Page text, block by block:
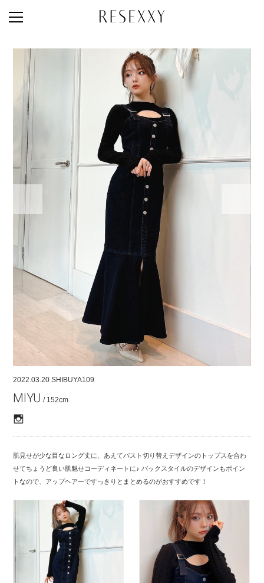
2022.03.20 SHIBUYA109
MIYU / 152cm
肌見せが少な目なロング丈に、あえてバスト切り替えデザインのトップスを合わ
せてちょうど良い肌魅せコーディネートに♪ バックスタイルのデザインもポイン
トなので、アップヘアーですっきりとまとめるのがおすすめです！
NEWS
MAGAZINE
LOOK BOOK
NEW ARRIVAL
RANKING
STYLE PHOTO
ACCOUNT
CONCEPT
ONLINE STORE
COMPANY
CONTACT
RECRUIT
FOR BUSINESS PARTNER